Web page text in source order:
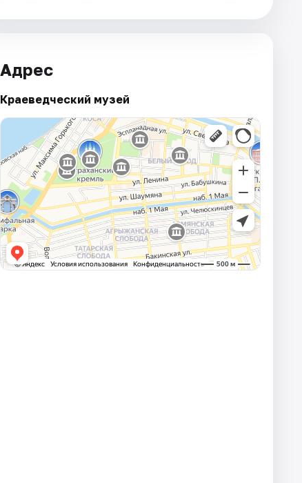
Адрес
Краеведческий музей